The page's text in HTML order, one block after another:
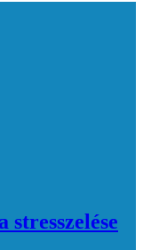
stresszelése